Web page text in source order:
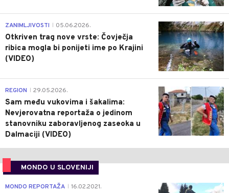
0
ZANIMLJIVOSTI 05.06.2026.
Otkriven trag nove vrste: Čovječja
ribica mogla bi ponijeti ime po Krajini
(VIDEO)
0
REGION 29.05.2026.
Sam među vukovima i šakalima:
Nevjerovatna reportaža o jedinom
stanovniku zaboravljenog zaseoka u
Dalmaciji (VIDEO)
MONDO U SLOVENIJI
4
MONDO REPORTAŽA 16.02.2021.